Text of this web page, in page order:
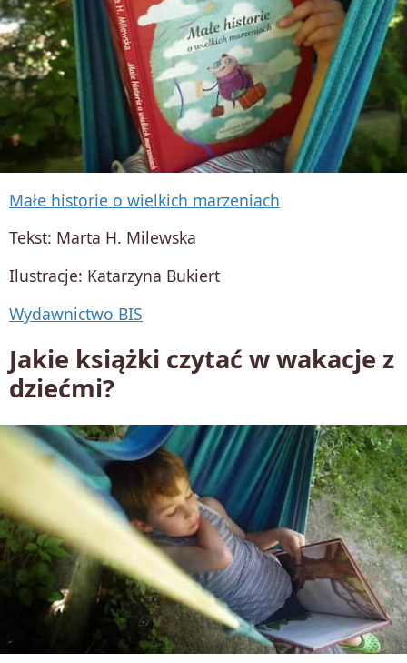
Małe historie o wielkich marzeniach
Tekst: Marta H. Milewska
Ilustracje: Katarzyna Bukiert
Wydawnictwo BIS
Jakie książki czytać w wakacje z
dziećmi?